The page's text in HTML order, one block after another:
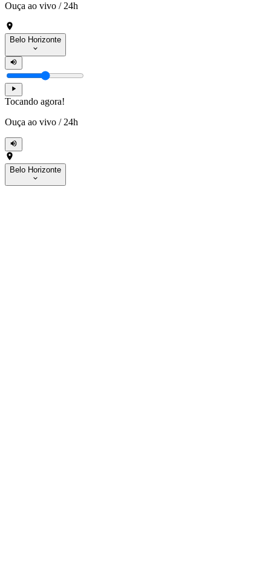
Ouça ao vivo / 24h
Belo Horizonte
Tocando agora!
Ouça ao vivo / 24h
Belo Horizonte